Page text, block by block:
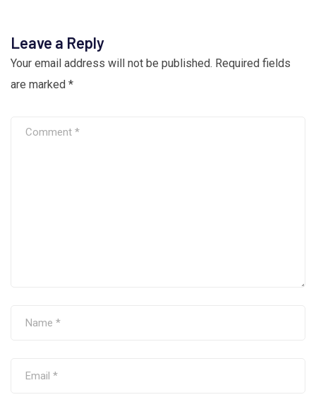
Leave a Reply
Your email address will not be published. Required fields
are marked *